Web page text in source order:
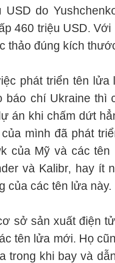
USD do
460 triệu USD.
thảo đúng kích
phát triển tên
báo chí Ukraine thì
án khi chấm dứt
mình đã phát
của Mỹ và các
và Kalibr, hay ít
của các tên lửa này.
sở sản xuất điện
tên lửa mới. Họ
trong khi bay và